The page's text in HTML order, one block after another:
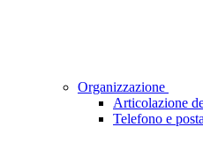
Organizzazione
Articolazione
Telefono e